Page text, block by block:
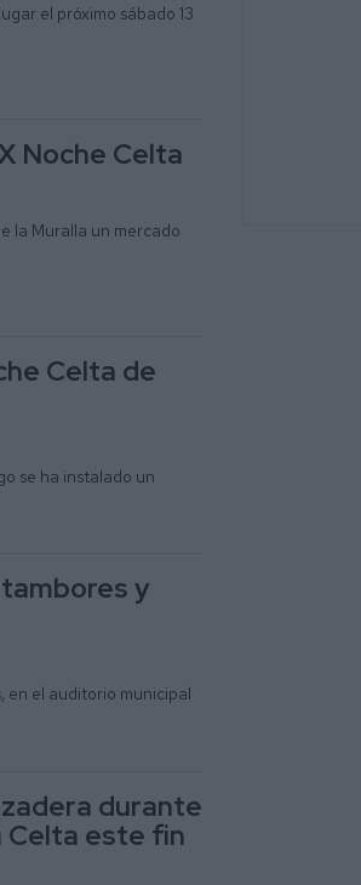
el próximo sábado 13
Noche Celta
la Muralla un mercado
Celta de
se ha instalado un
y
en el auditorio municipal
durante
Celta este fin